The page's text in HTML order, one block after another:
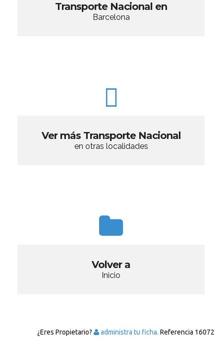
Transporte Nacional en
Barcelona
Ver más Transporte Nacional
en otras localidades
Volver a
Inicio
¿Eres Propietario? administra tu ficha. Referencia 16072